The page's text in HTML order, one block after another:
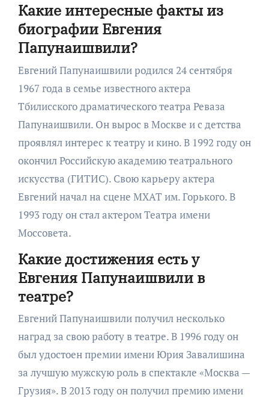
Какие интересные факты из
биографии Евгения
Папунаишвили?
Евгений Папунаишвили родился 24 сентября
1967 года в семье известного актера
Тбилисского драматического театра Реваза
Папунаишвили. Он вырос в Москве и с детства
проявлял интерес к театру и кино. В 1992 году он
окончил Российскую академию театрального
искусства (ГИТИС). Свою карьеру актера
Евгений начал на сцене МХАТ им. Горького. В
1993 году он стал актером Театра имени
Моссовета.
Какие достижения есть у
Евгения Папунаишвили в
театре?
Евгений Папунаишвили получил несколько
наград за свою работу в театре. В 1996 году он
был удостоен премии имени Юрия Завалишина
за лучшую мужскую роль в спектакле «Москва —
Грузия». В 2013 году он получил премию имени